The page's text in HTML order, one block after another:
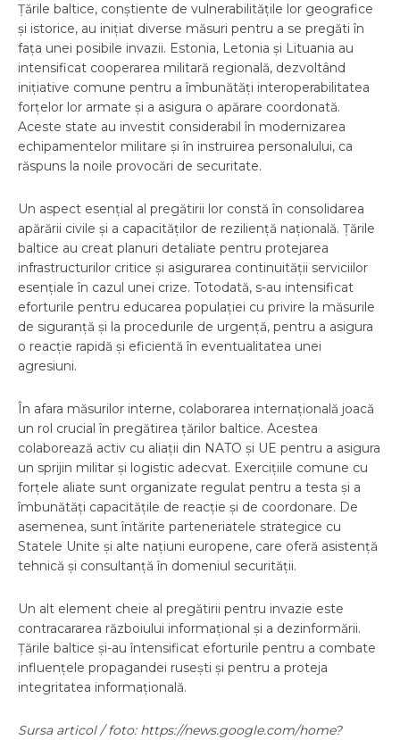
Țările baltice, conștiente de vulnerabilitățile lor geografice
și istorice, au inițiat diverse măsuri pentru a se pregăti în
fața unei posibile invazii. Estonia, Letonia și Lituania au
intensificat cooperarea militară regională, dezvoltând
inițiative comune pentru a îmbunătăți interoperabilitatea
forțelor lor armate și a asigura o apărare coordonată.
Aceste state au investit considerabil în modernizarea
echipamentelor militare și în instruirea personalului, ca
răspuns la noile provocări de securitate.
Un aspect esențial al pregătirii lor constă în consolidarea
apărării civile și a capacităților de reziliență națională. Țările
baltice au creat planuri detaliate pentru protejarea
infrastructurilor critice și asigurarea continuității serviciilor
esențiale în cazul unei crize. Totodată, s-au intensificat
eforturile pentru educarea populației cu privire la măsurile
de siguranță și la procedurile de urgență, pentru a asigura
o reacție rapidă și eficientă în eventualitatea unei
agresiuni.
În afara măsurilor interne, colaborarea internațională joacă
un rol crucial în pregătirea țărilor baltice. Acestea
colaborează activ cu aliații din NATO și UE pentru a asigura
un sprijin militar și logistic adecvat. Exercițiile comune cu
forțele aliate sunt organizate regulat pentru a testa și a
îmbunătăți capacitățile de reacție și de coordonare. De
asemenea, sunt întărite parteneriatele strategice cu
Statele Unite și alte națiuni europene, care oferă asistență
tehnică și consultanță în domeniul securității.
Un alt element cheie al pregătirii pentru invazie este
contracararea războiului informațional și a dezinformării.
Țările baltice și-au întensificat eforturile pentru a combate
influențele propagandei rusești și pentru a proteja
integritatea informațională.
Sursa articol / foto: https://news.google.com/home?